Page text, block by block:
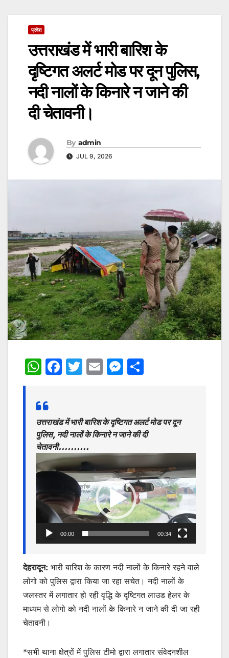
प्रदेश
उत्तराखंड में भारी बारिश के
दृष्टिगत अलर्ट मोड पर दून पुलिस,
नदी नालों के किनारे न जाने की
दी चेतावनी।
By admin
JUL 9, 2026
W
at
s
A
p
p
F
e
b
o
o
k
T
er
E
l
M
s
e
n
g
er
e
उत्तराखंड में भारी बारिश के दृष्टिगत अलर्ट मोड पर दून
पुलिस, नदी नालों के किनारे न जाने की दी
चेतावनी……….
Video
Player
00:00 00:34
देहरादून: भारी बारिश के कारण नदी नालों के किनारे रहने वाले
लोगो को पुलिस द्वारा किया जा रहा सचेत। नदी नालों के
जलस्तर में लगातार हो रही वृद्धि के दृष्टिगत लाउड हेलर के
माध्यम से लोगो को नदी नालों के किनारे न जाने की दी जा रही
चेतावनी।
*सभी थाना क्षेत्रों में पुलिस टीमो द्वारा लगातार संवेदनशील